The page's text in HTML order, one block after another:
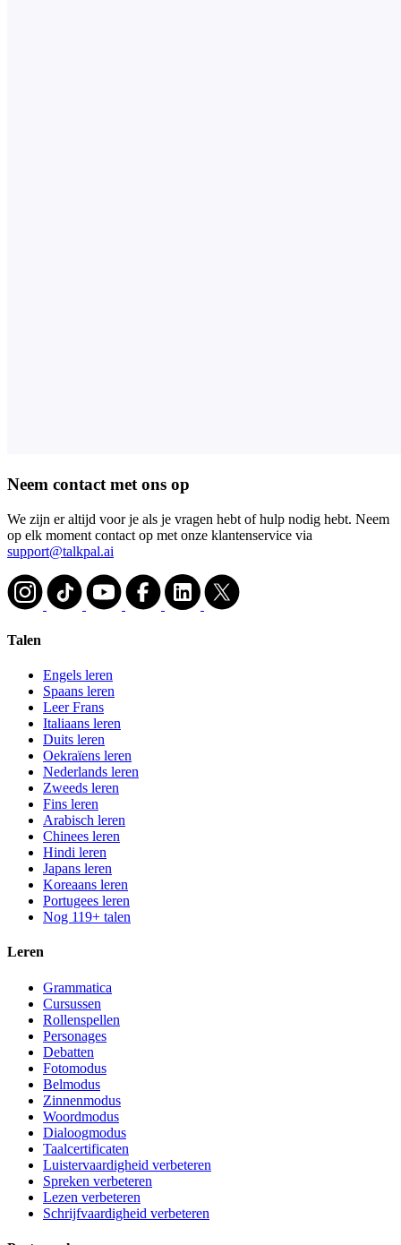
Neem contact met ons op
We zijn er altijd voor je als je vragen hebt of hulp nodig hebt. Neem
op elk moment contact op met onze klantenservice via
support@talkpal.ai
Talen
Engels leren
Spaans leren
Leer Frans
Italiaans leren
Duits leren
Oekraïens leren
Nederlands leren
Zweeds leren
Fins leren
Arabisch leren
Chinees leren
Hindi leren
Japans leren
Koreaans leren
Portugees leren
Nog 119+ talen
Leren
Grammatica
Cursussen
Rollenspellen
Personages
Debatten
Fotomodus
Belmodus
Zinnenmodus
Woordmodus
Dialoogmodus
Taalcertificaten
Luistervaardigheid verbeteren
Spreken verbeteren
Lezen verbeteren
Schrijfvaardigheid verbeteren